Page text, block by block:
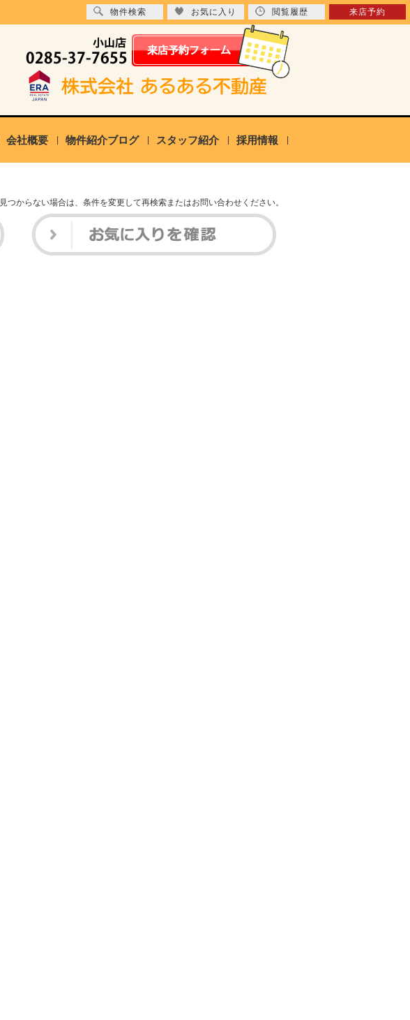
物件検索 お気に入り 閲覧履歴 来店予約
会社概要 物件紹介ブログ スタッフ紹介 採用情報
からない場合は、条件を変更して再検索またはお問い合わせください。